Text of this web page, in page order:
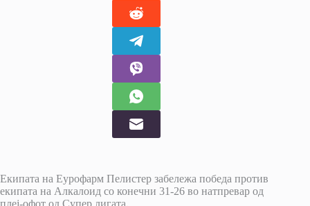
Екипата на Еурофарм Пелистер забележа победа против
екипата на Алкалоид со конечни 31-26 во натпревар од
плеј-офот од Супер лигата.